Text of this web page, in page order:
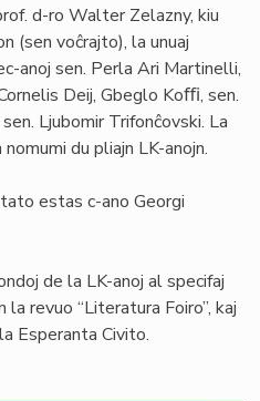
d-ro Walter Zelazny, kiu
(sen voĉrajto), la unuaj
anoj sen. Perla Ari Martinelli,
Deij, Gbeglo Koﬃ, sen.
Ljubomir Trifonĉovski. La
du pliajn LK-anojn.
estas c-ano Georgi
de la LK-anoj al specifaj
revuo “Literatura Foiro”, kaj
Esperanta Civito.